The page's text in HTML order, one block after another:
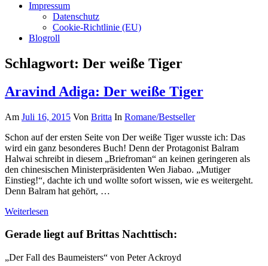
Impressum
Datenschutz
Cookie-Richtlinie (EU)
Blogroll
Schlagwort: Der weiße Tiger
Aravind Adiga: Der weiße Tiger
Am Juli 16, 2015 Von Britta In Romane/Bestseller
Schon auf der ersten Seite von Der weiße Tiger wusste ich: Das
wird ein ganz besonderes Buch! Denn der Protagonist Balram
Halwai schreibt in diesem „Briefroman“ an keinen geringeren als
den chinesischen Ministerpräsidenten Wen Jiabao. „Mutiger
Einstieg!“, dachte ich und wollte sofort wissen, wie es weitergeht.
Denn Balram hat gehört, …
Weiterlesen
Gerade liegt auf Brittas Nachttisch:
„Der Fall des Baumeisters“ von Peter Ackroyd